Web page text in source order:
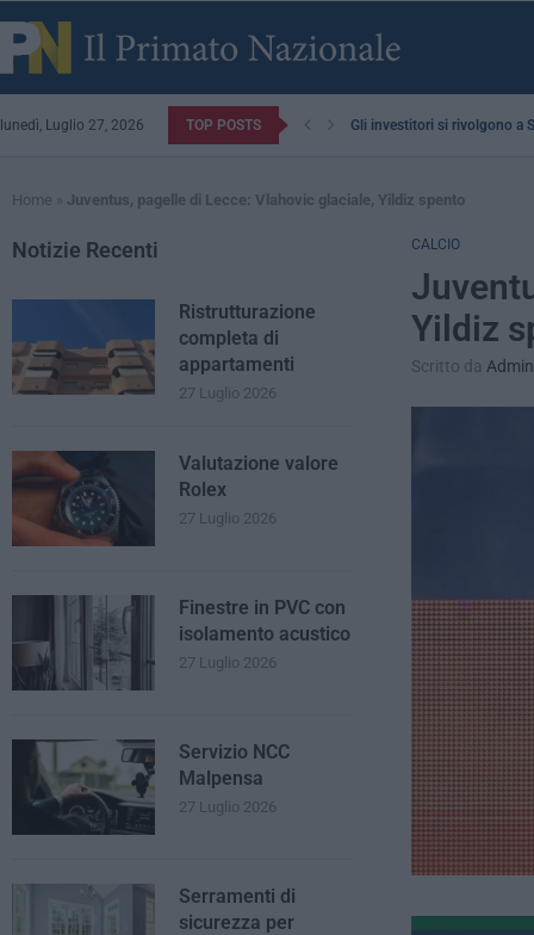
lunedì, Luglio 27, 2026 TOP POSTS Gli investitori si rivolgono a
Home » Juventus, pagelle di Lecce: Vlahovic glaciale, Yildiz spento
CALCIO
Yildiz
Scritto da Admin
Notizie Recenti
Ristrutturazione
completa di
appartamenti
27 Luglio 2026
Valutazione valore
Rolex
27 Luglio 2026
Finestre in PVC con
isolamento acustico
27 Luglio 2026
Servizio NCC
Malpensa
27 Luglio 2026
Serramenti di
sicurezza per